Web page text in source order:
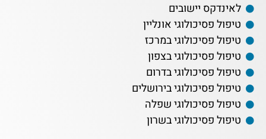
לאינדקס יישובים
טיפול פסיכולוגי אונליין
טיפול פסיכולוגי במרכז
טיפול פסיכולוגי בצפון
טיפול פסיכולוגי בדרום
טיפול פסיכולוגי בירושלים
טיפול פסיכולוגי שפלה
טיפול פסיכולוגי בשרון